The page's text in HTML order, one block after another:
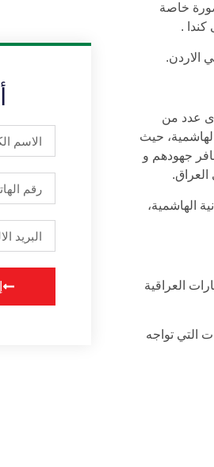
خاصة
كندا .
الاردن.
عدد من
حيث
جهودهم و
العراق.
الهاشمية،
الاستثمارات العراقية
التي تواجه